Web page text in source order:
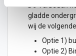
DeVerboden
gladde
wij de
Optie 1)
Optie 2)